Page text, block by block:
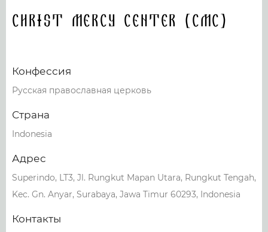
Christ Mercy Center (CMC)
Конфессия
Русская православная церковь
Страна
Indonesia
Адрес
Superindo, LT3, Jl. Rungkut Mapan Utara, Rungkut Tengah,
Kec. Gn. Anyar, Surabaya, Jawa Timur 60293, Indonesia
Контакты